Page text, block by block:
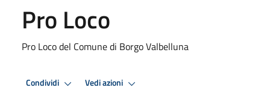
Pro Loco
Pro Loco del Comune di Borgo Valbelluna
Condividi Vedi azioni